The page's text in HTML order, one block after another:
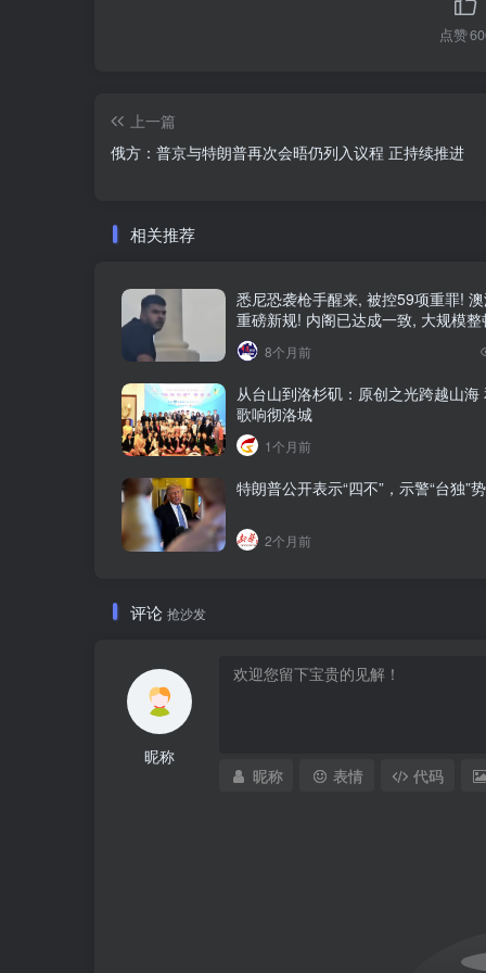
点赞
上一篇
俄方：普京与特朗普再次会晤仍列入议程 正持续推进
相关推荐
悉尼恐袭枪手醒来, 被控59项重罪!
重磅新规! 内阁已达成一致, 大规模整
8个月前
从台山到洛杉矶：原创之光跨越山海
歌响彻洛城
1个月前
特朗普公开表示“四不”，示警“台独”
2个月前
评论 抢沙发
昵称
昵称
表情 代码